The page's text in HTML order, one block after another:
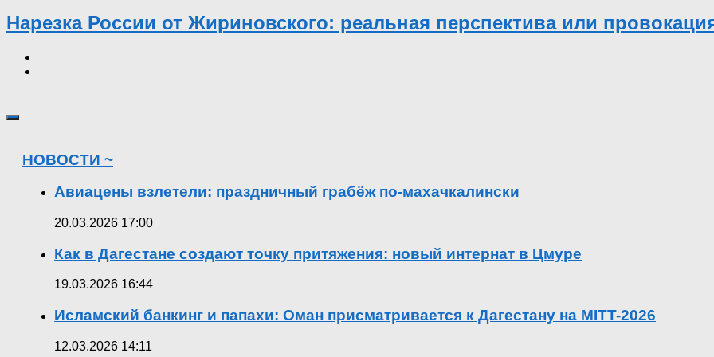
Нарезка России от Жириновского: реальная перспектива или
НОВОСТИ ~
Авиацены взлетели: праздничный грабёж по-махачкалински
20.03.2026 17:00
Как в Дагестане создают точку притяжения: новый интернат в Цмуре
19.03.2026 16:44
Исламский банкинг и папахи: Оман присматривается к Дагестану на MITT-2026
12.03.2026 14:11